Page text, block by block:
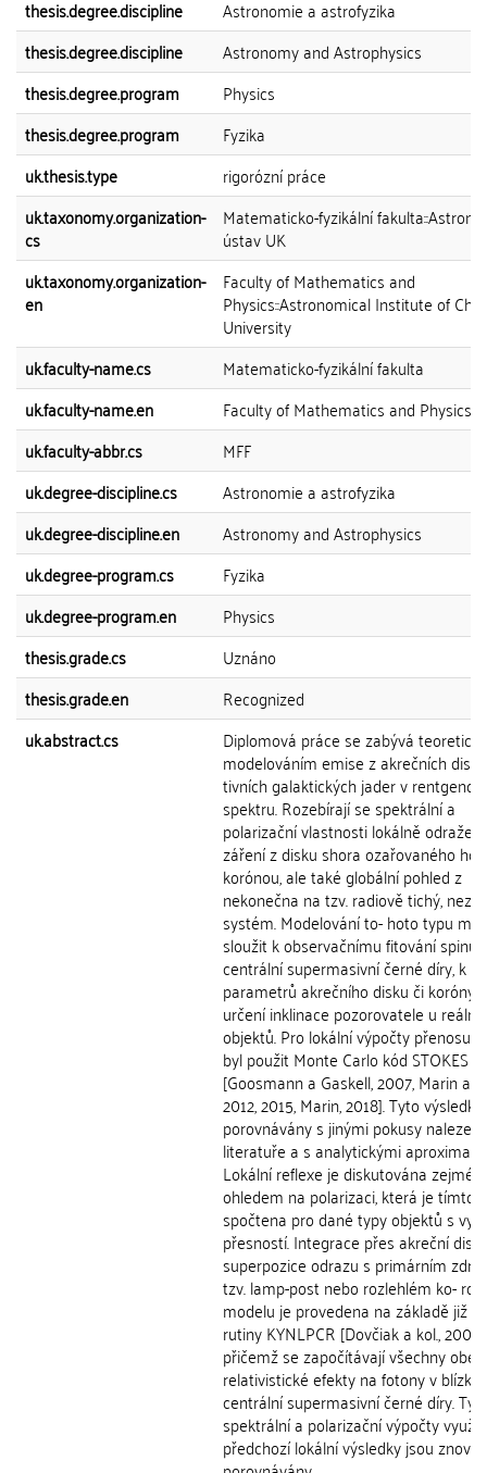
thesis.degree.discipline
Astronomie a astrofyzika
thesis.degree.discipline
Astronomy and Astrophysics
thesis.degree.program
Physics
thesis.degree.program
Fyzika
uk.thesis.type
rigorózní práce
uk.taxonomy.organization-
cs
Matematicko-fyzikální
ústav UK
uk.taxonomy.organization-
en
Faculty of Mathematics and
Physics::Astronomical Institute of
University
uk.faculty-name.cs
Matematicko-fyzikální fakulta
uk.faculty-name.en
Faculty of Mathematics and Physics
uk.faculty-abbr.cs
MFF
uk.degree-discipline.cs
Astronomie a astrofyzika
uk.degree-discipline.en
Astronomy and Astrophysics
uk.degree-program.cs
Fyzika
uk.degree-program.en
Physics
thesis.grade.cs
Uznáno
thesis.grade.en
Recognized
uk.abstract.cs
Diplomová práce se zabývá
modelováním emise z akrečních
tivních galaktických jader v
spektru. Rozebírají se spektrální a
polarizační vlastnosti lokálně
záření z disku shora ozařovaného
korónou, ale také globální pohled z
nekonečna na tzv. radiově tichý,
systém. Modelování to- hoto typu
sloužit k observačnímu fitování spinu
centrální supermasivní černé díry, k
parametrů akrečního disku či koróny
určení inklinace pozorovatele u
objektů. Pro lokální výpočty přenosu
byl použit Monte Carlo kód STOKES
[Goosmann a Gaskell, 2007, Marin a
2012, 2015, Marin, 2018]. Tyto
porovnávány s jinými pokusy
literatuře a s analytickými
Lokální reflexe je diskutována
ohledem na polarizaci, která je tímto
spočtena pro dané typy objektů s
přesností. Integrace přes akreční disk
superpozice odrazu s primárním
tzv. lamp-post nebo rozlehlém ko-
modelu je provedena na základě již
rutiny KYNLPCR [Dovčiak a kol., 2004,
přičemž se započítávají všechny
relativistické efekty na fotony v
centrální supermasivní černé díry.
spektrální a polarizační výpočty
předchozí lokální výsledky jsou znovu